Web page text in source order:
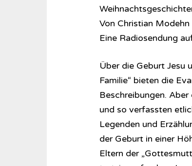
Von Christian Modehn
Eine Ra­dio­sen­dung
Über die Geburt Jesu
Familie“ bieten die
Beschreibungen.
und so verfassten
Legenden und
der Geburt in einer
Eltern der